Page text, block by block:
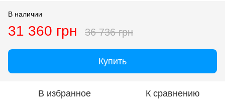
В наличии
31 360 грн 36 736 грн
Купить
В избранное К сравнению